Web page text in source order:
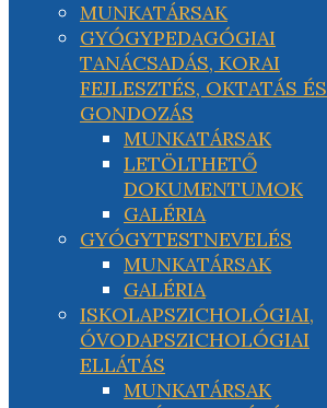
MUNKATÁRSAK
GYÓGYPEDAGÓGIAI
TANÁCSADÁS, KORAI
FEJLESZTÉS, OKTATÁS ÉS
GONDOZÁS
MUNKATÁRSAK
LETÖLTHETŐ
DOKUMENTUMOK
GALÉRIA
GYÓGYTESTNEVELÉS
MUNKATÁRSAK
GALÉRIA
ISKOLAPSZICHOLÓGIAI,
ÓVODAPSZICHOLÓGIAI
ELLÁTÁS
MUNKATÁRSAK